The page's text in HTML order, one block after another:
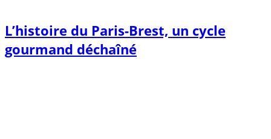
L’histoire du Paris-Brest, un cycle
gourmand déchaîné